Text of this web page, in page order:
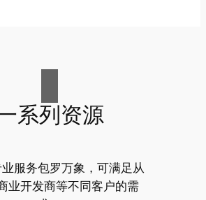
系列资源
服务包罗万象，可满足从
业开发商等不同客户的需